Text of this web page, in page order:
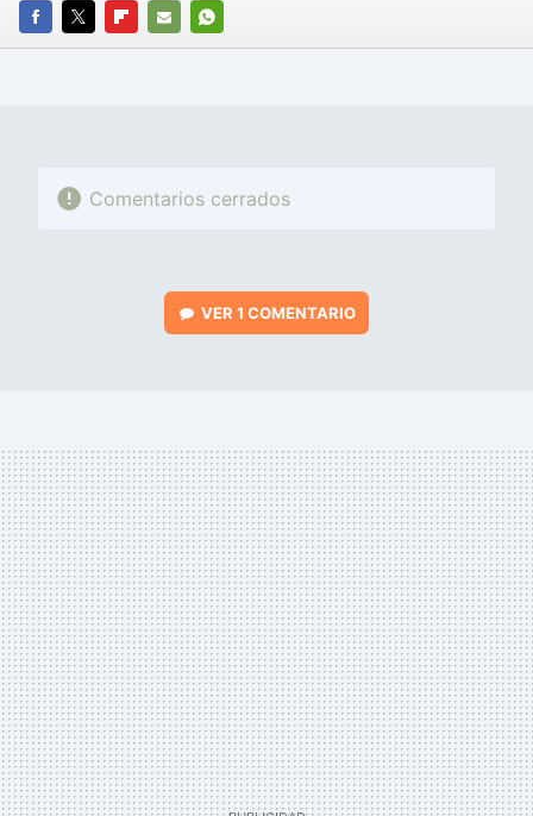
FACEBOOK
TWITTERFLIPBOARD
E-
WHATSAPP
Comentarios cerrados
VER 1 COMENTARIO